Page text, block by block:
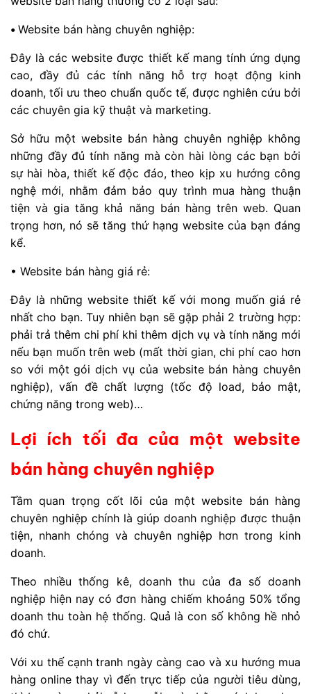
• Website bán hàng chuyên nghiệp:
Đây là các website được thiết kế mang tính ứng dụng
cao, đầy đủ các tính năng hỗ trợ hoạt động kinh
doanh, tối ưu theo chuẩn quốc tế, được nghiên cứu bởi
các chuyên gia kỹ thuật và marketing.
Sở hữu một website bán hàng chuyên nghiệp không
những đầy đủ tính năng mà còn hài lòng các bạn bởi
sự hài hòa, thiết kế độc đáo, theo kịp xu hướng công
nghệ mới, nhằm đảm bảo quy trình mua hàng thuận
tiện và gia tăng khả năng bán hàng trên web. Quan
trọng hơn, nó sẽ tăng thứ hạng website của bạn đáng
kể.
• Website bán hàng giá rẻ:
Đây là những website thiết kế với mong muốn giá rẻ
nhất cho bạn. Tuy nhiên bạn sẽ gặp phải 2 trường hợp:
phải trả thêm chi phí khi thêm dịch vụ và tính năng mới
nếu bạn muốn trên web (mất thời gian, chi phí cao hơn
so với một gói dịch vụ của website bán hàng chuyên
nghiệp), vấn đề chất lượng (tốc độ load, bảo mật,
chứng năng trong web)…
Lợi ích tối đa của một website
bán hàng chuyên nghiệp
Tầm quan trọng cốt lõi của một website bán hàng
chuyên nghiệp chính là giúp doanh nghiệp được thuận
tiện, nhanh chóng và chuyên nghiệp hơn trong kinh
doanh.
Theo nhiều thống kê, doanh thu của đa số doanh
nghiệp hiện nay có đơn hàng chiếm khoảng 50% tổng
doanh thu toàn hệ thống. Quả là con số không hề nhỏ
đó chứ.
Với xu thế cạnh tranh ngày càng cao và xu hướng mua
hàng online thay vì đến trực tiếp của người tiêu dùng,